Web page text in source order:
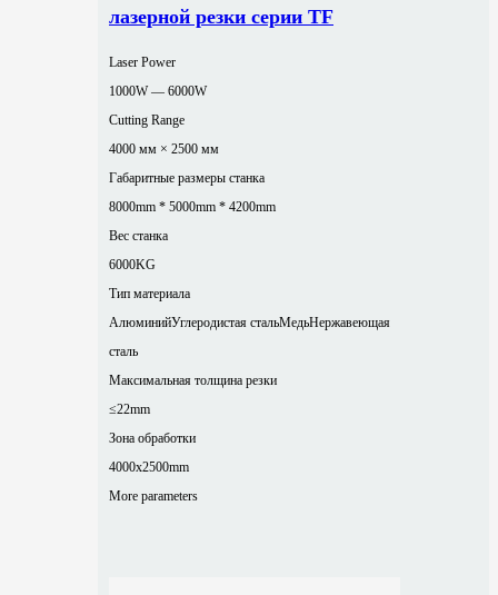
лазерной резки серии TF
Laser Power
1000W — 6000W
Cutting Range
4000 мм × 2500 мм
Габаритные размеры станка
8000mm * 5000mm * 4200mm
Вес станка
6000KG
Тип материала
АлюминийУглеродистая стальМедьНержавеющая
сталь
Максимальная толщина резки
≤22mm
Зона обработки
4000x2500mm
More parameters